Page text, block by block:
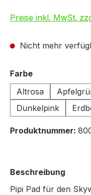
Preise inkl. MwSt.
Nicht mehr
Farbeauswählen
Altrosa
Dunkelpink
Produktnummer:
Beschreibung
Pipi Pad für den